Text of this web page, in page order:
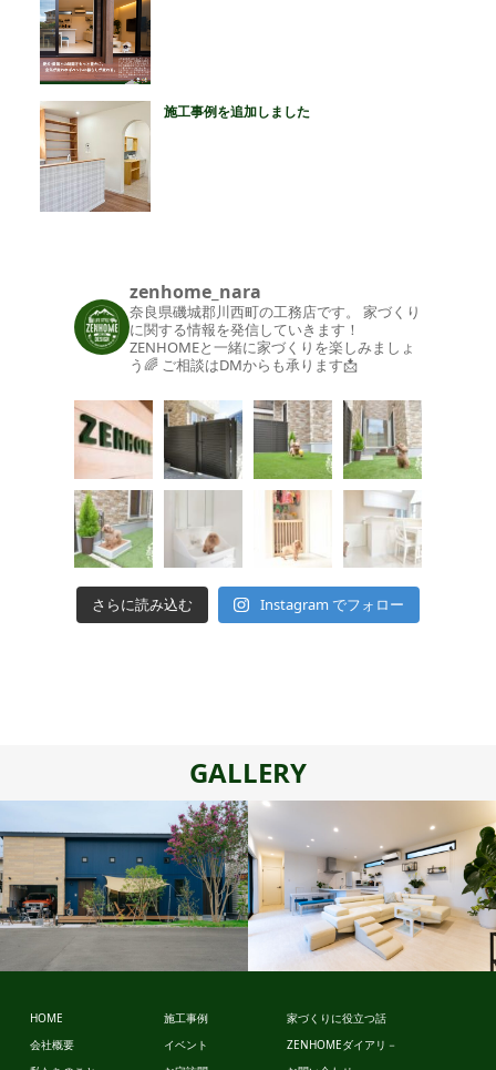
施工事例を追加しました
zenhome_nara
奈良県磯城郡川西町の工務店です。
家づくり
に関する情報を発信していきます！
ZENHOMEと一緒に家づくりを楽しみましょ
う🌈 ご相談はDMからも承ります📩
さらに読み込む Instagram でフォロー
GALLERY
ザイン
HOME
会社概要
施工事例
イベント
家づくりに役立つ話
ZENHOMEダイアリ－